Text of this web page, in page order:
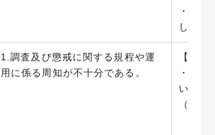
・実
し、受
1.調査及び懲戒に関する規程や運
用に係る周知が不十分である。
【実施
・「
いて、
（